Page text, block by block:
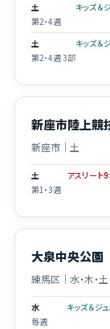
土
第2・4週
キッズ＆
土
第2・4週 3部
キッズ＆
新座市陸上競
新座市｜土
土
第1・3週
アスリート
大泉中央公園
練馬区｜水・木・土
水
毎週
キッズ＆ジ